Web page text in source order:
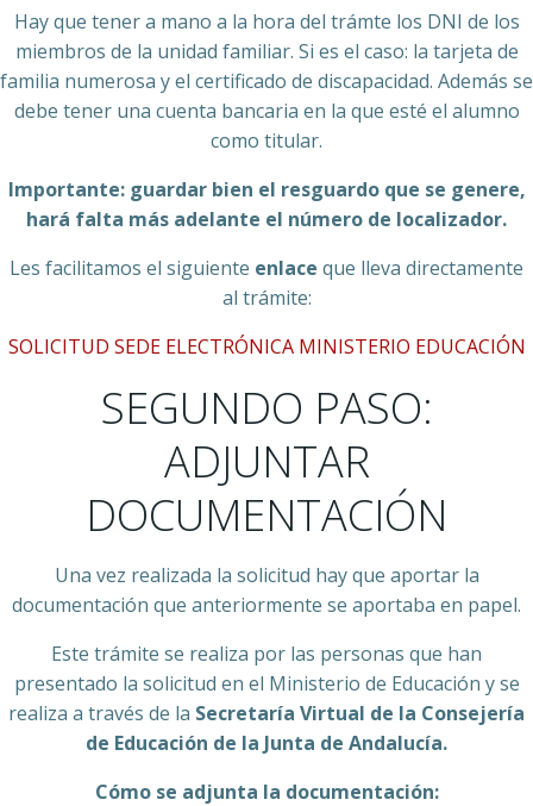
Hay que tener a mano a la hora del trámte los DNI de los
miembros de la unidad familiar. Si es el caso: la tarjeta de
familia numerosa y el certificado de discapacidad. Además se
debe tener una cuenta bancaria en la que esté el alumno
como titular.
Importante: guardar bien el resguardo que se genere,
hará falta más adelante el número de localizador.
Les facilitamos el siguiente enlace que lleva directamente
al trámite:
SOLICITUD SEDE ELECTRÓNICA MINISTERIO EDUCACIÓN
SEGUNDO PASO:
ADJUNTAR
DOCUMENTACIÓN
Una vez realizada la solicitud hay que aportar la
documentación que anteriormente se aportaba en papel.
Este trámite se realiza por las personas que han
presentado la solicitud en el Ministerio de Educación y se
realiza a través de la Secretaría Virtual de la Consejería
de Educación de la Junta de Andalucía.
Cómo se adjunta la documentación: